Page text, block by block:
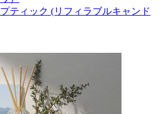
ティック (リフィラブルキャンド